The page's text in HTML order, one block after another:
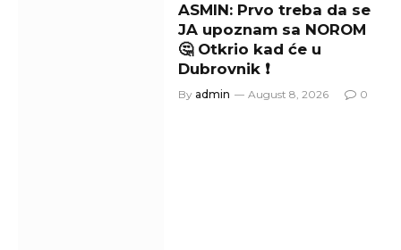
ASMIN: Prvo treba da se
JA upoznam sa NOROM
🤔 Otkrio kad će u
Dubrovnik ❗
By admin August 8, 2026 0